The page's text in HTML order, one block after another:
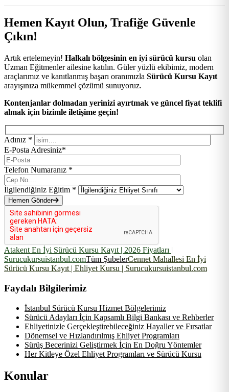
Hemen Kayıt Olun, Trafiğe Güvenle
Çıkın!
Artık ertelemeyin! Halkalı bölgesinin en iyi sürücü kursu olan
Uzman Eğitmenler ailesine katılın. Güler yüzlü ekibimiz, modern
araçlarımız ve kanıtlanmış başarı oranımızla Sürücü Kursu Kayıt
arayışınıza mükemmel çözümü sunuyoruz.
Kontenjanlar dolmadan yerinizi ayırtmak ve güncel fiyat teklifi
almak için bizimle iletişime geçin!
Adınız *
E-Posta Adresiniz*
Telefon Numaranız *
İlgilendiğiniz Eğitim *
Hemen Gönder
Atakent En İyi Sürücü Kursu Kayıt | 2026 Fiyatları |
Surucukursuistanbul.comTüm ŞubelerCennet Mahallesi En İyi
Sürücü Kursu Kayıt | Ehliyet Kursu | Surucukursuistanbul.com
Faydalı Bilgilerimiz
İstanbul Sürücü Kursu Hizmet Bölgelerimiz
Sürücü Adayları İçin Kapsamlı Bilgi Bankası ve Rehberler
Ehliyetinizle Gerçekleştirebileceğiniz Hayaller ve Fırsatlar
Dönemsel ve Hızlandırılmış Ehliyet Programları
Sürüş Becerinizi Geliştirmek İçin En Doğru Yöntemler
Her Kitleye Özel Ehliyet Programları ve Sürücü Kursu
Konular